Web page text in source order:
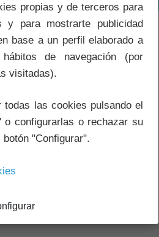
propias y de terceros para
y para mostrarte publicidad
base a un perfil elaborado a
de navegación (por
visitadas).
todas las cookies pulsando el
o configurarlas o rechazar su
botón "Configurar".